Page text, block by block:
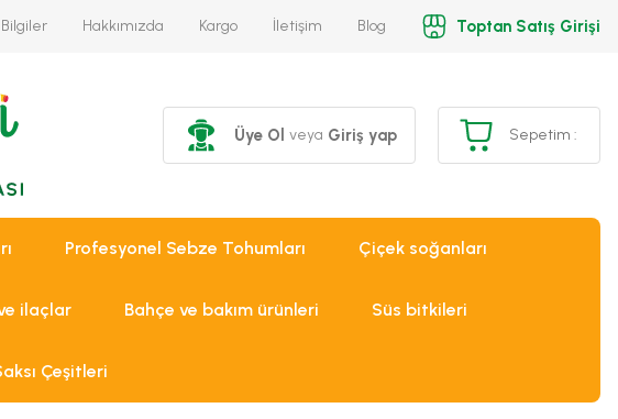
Bilgiler Hakkımızda Kargo İletişim Blog Toptan Satış Girişi
Üye Ol veya Giriş yap Sepetim :
Profesyonel Sebze Tohumları Çiçek soğanları
ilaçlar Bahçe ve bakım ürünleri Süs bitkileri
Çeşitleri